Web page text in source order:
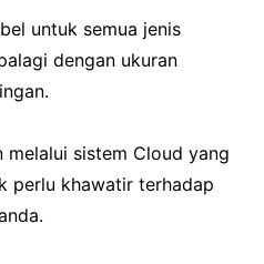
untuk semua jenis
dengan ukuran
melalui sistem Cloud yang
perlu khawatir terhadap